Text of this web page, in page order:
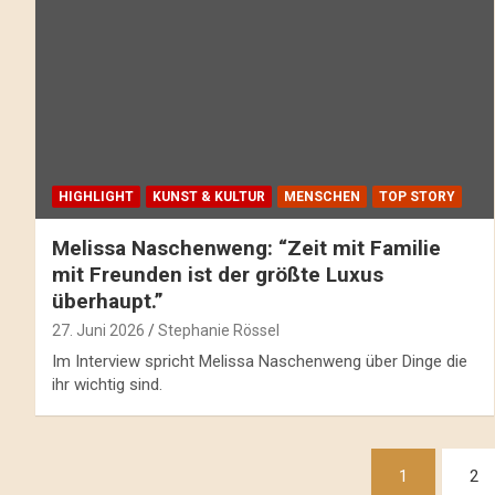
HIGHLIGHT KUNST & KULTUR MENSCHEN TOP STORY
Melissa Naschenweng: “Zeit mit Familie
mit Freunden ist der größte Luxus
überhaupt.”
27. Juni 2026 Stephanie Rössel
Im Interview spricht Melissa Naschenweng über Dinge die
ihr wichtig sind.
1 2